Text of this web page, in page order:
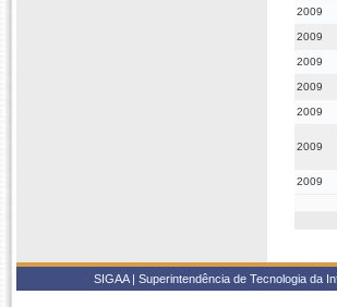
2009
2009
2009
2009
2009
2009
2009
SIGAA | Superintendência de Tecnologia da